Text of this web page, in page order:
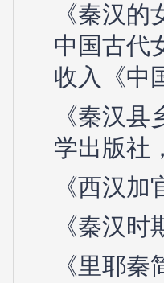
《秦汉
中国古代
收入《中
《秦汉
学出版社
《西汉
《秦汉
《里耶